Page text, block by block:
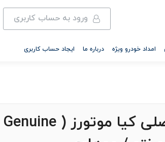
ورود به حساب کاربری
امداد خودرو ویژه درباره ما ایجاد حساب کاربری
واشر واتر پمپ چپ اصلی کیا موتورز ( Genuine